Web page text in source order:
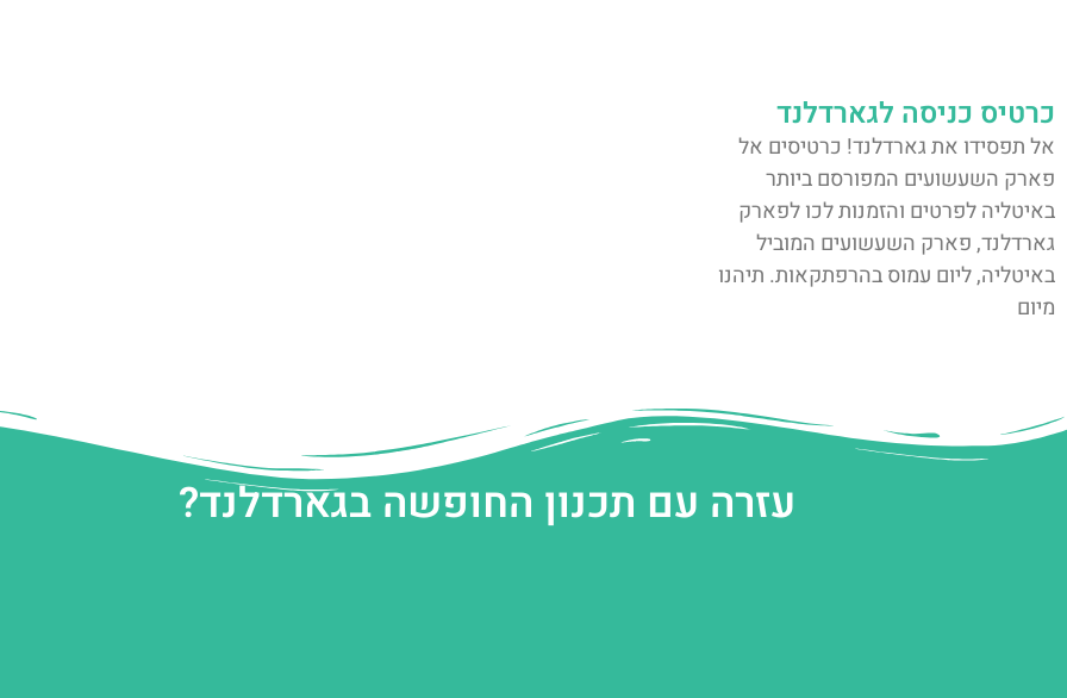
כרטיס כניסה לגארדלנד
אל תפסידו את גארדלנד! כרטיסים אל
פארק השעשועים המפורסם ביותר
באיטליה לפרטים והזמנות לכו לפארק
גארדלנד, פארק השעשועים המוביל
באיטליה, ליום עמוס בהרפתקאות. תיהנו
מיום
עזרה עם תכנון החופשה בגארדלנד?